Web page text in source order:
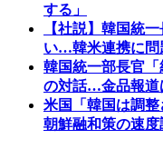
する」
【社説】韓国統
い…韓米連携に問
韓国統一部長官
の対話…金品報道
米国「韓国は調
朝鮮融和策の速